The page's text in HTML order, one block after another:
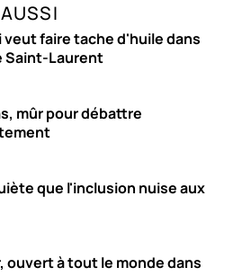
veut faire tache d'huile dans
Saint-Laurent
mûr pour débattre
que l'inclusion nuise aux
ouvert à tout le monde dans